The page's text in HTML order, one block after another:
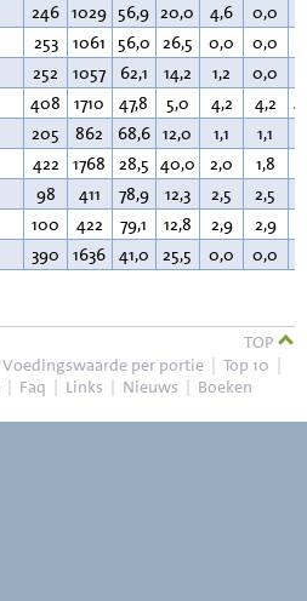
246 1029 56,9 20,0 4,6 0,0
253 1061 56,0 26,5 0,0 0,0
252 1057 62,1 14,2 1,2 0,0
408 1710 47,8 5,0 4,2 4,2
205 862 68,6 12,0 1,1 1,1
422 1768 28,5 40,0 2,0 1,8
98 411 78,9 12,3 2,5 2,5
100 422 79,1 12,8 2,9 2,9
390 1636 41,0 25,5 0,0 0,0
TOP
Voedingswaarde per portie | Top 10 |
| Faq | Links | Nieuws | Boeken